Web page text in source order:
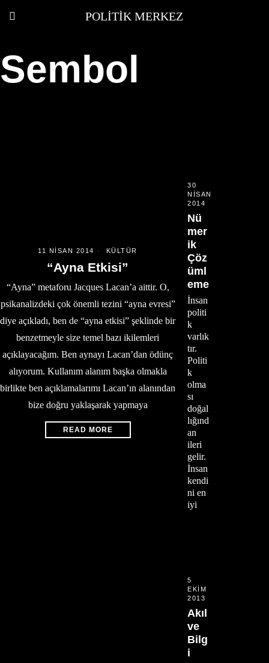
POLITIK MERKEZ
Sembol
11 NISAN 2014 KÜLTÜR
“Ayna Etkisi”
“Ayna” metaforu Jacques Lacan’a aittir. O,
psikanalizdeki çok önemli tezini “ayna evresi”
diye açıkladı, ben de “ayna etkisi” şeklinde bir
benzetmeyle size temel bazı ikilemleri
açıklayacağım. Ben aynayı Lacan’dan ödünç
alıyorum. Kullanım alanım başka olmakla
birlikte ben açıklamalarımı Lacan’ın alanından
bize doğru yaklaşarak yapmaya
READ MORE
30
NISAN
2014
Nü
mer
ik
Çöz
üml
eme
İnsan
politi
k
varlık
tır.
Politi
k
olma
sı
doğal
lığınd
an
ileri
gelir.
İnsan
kendi
ni en
iyi
5
EKIM
2013
Akıl
ve
Bilg
i